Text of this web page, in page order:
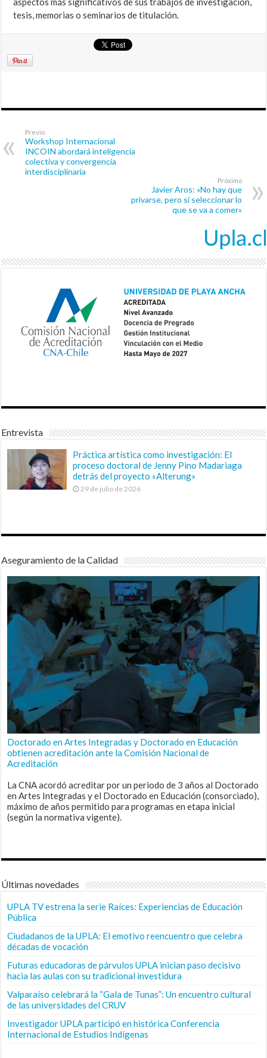
tesis, memorias o seminarios de titulación.
Previo
Workshop Internacional
INCOIN abordará inteligencia
colectiva y convergencia
interdisciplinaria
Próximo
Javier Aros: «No hay que
privarse, pero sí seleccionar lo
que se va a comer»
Entrevista
Práctica artística como investigación: El
proceso doctoral de Jenny Pino Madariaga
detrás del proyecto «Alterung»
29 de julio de 2026
Aseguramiento de la Calidad
Doctorado en Artes Integradas y Doctorado en Educación
obtienen acreditación ante la Comisión Nacional de
Acreditación
La CNA acordó acreditar por un periodo de 3 años al Doctorado
en Artes Integradas y el Doctorado en Educación (consorciado),
máximo de años permitido para programas en etapa inicial
(según la normativa vigente).
Últimas novedades
UPLA TV estrena la serie Raíces: Experiencias de Educación
Pública
Ciudadanos de la UPLA: El emotivo reencuentro que celebra
décadas de vocación
Futuras educadoras de párvulos UPLA inician paso decisivo
hacia las aulas con su tradicional investidura
Valparaíso celebrará la “Gala de Tunas”: Un encuentro cultural
de las universidades del CRUV
Investigador UPLA participó en histórica Conferencia
Internacional de Estudios Indígenas